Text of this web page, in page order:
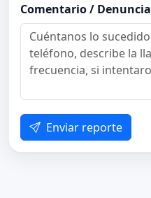
Comentario / Denuncia
Enviar reporte